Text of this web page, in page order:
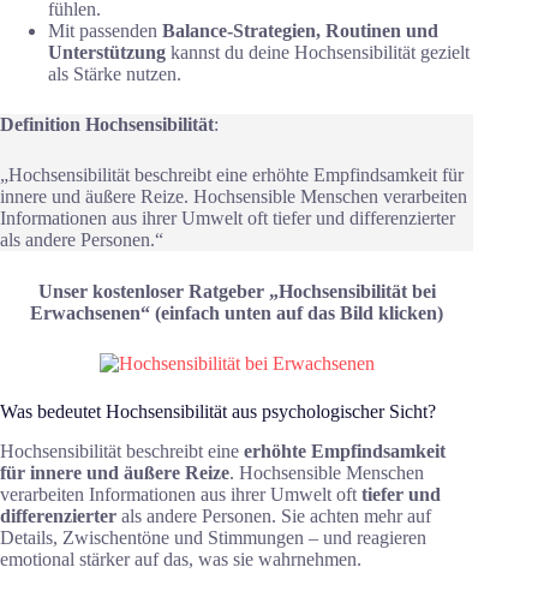
fühlen.
Mit passenden Balance-Strategien, Routinen und
Unterstützung kannst du deine Hochsensibilität gezielt
als Stärke nutzen.
Definition Hochsensibilität:
„Hochsensibilität beschreibt eine erhöhte Empfindsamkeit für
innere und äußere Reize. Hochsensible Menschen verarbeiten
Informationen aus ihrer Umwelt oft tiefer und differenzierter
als andere Personen.“
Unser kostenloser Ratgeber „Hochsensibilität bei
Erwachsenen“ (einfach unten auf das Bild klicken)
Was bedeutet Hochsensibilität aus psychologischer Sicht?
Hochsensibilität beschreibt eine erhöhte Empfindsamkeit
für innere und äußere Reize. Hochsensible Menschen
verarbeiten Informationen aus ihrer Umwelt oft tiefer und
differenzierter als andere Personen. Sie achten mehr auf
Details, Zwischentöne und Stimmungen – und reagieren
emotional stärker auf das, was sie wahrnehmen.